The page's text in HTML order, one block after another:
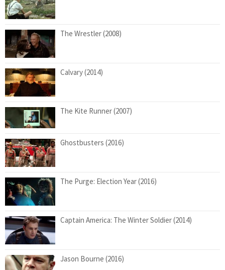
The Wrestler (2008)
Calvary (2014)
The Kite Runner (2007)
Ghostbusters (2016)
The Purge: Election Year (2016)
Captain America: The Winter Soldier (2014)
Jason Bourne (2016)